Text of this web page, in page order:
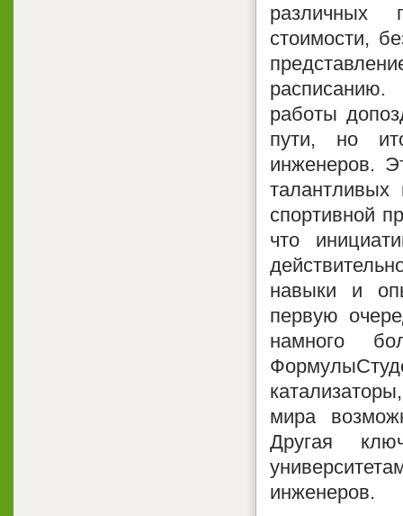
различных
стоимости,
работы
пути, но
инженеров.
спортивной
что
навыки и
первую
намного
мира
Другая
инженеров.